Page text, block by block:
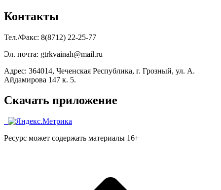
Контакты
Тел./Факс: 8(8712) 22-25-77
Эл. почта: gtrkvainah@mail.ru
Адрес: 364014, Чеченская Республика, г. Грозный, ул. А.
Айдамирова 147 к. 5.
Скачать приложение
Ресурс может содержать материалы 16+